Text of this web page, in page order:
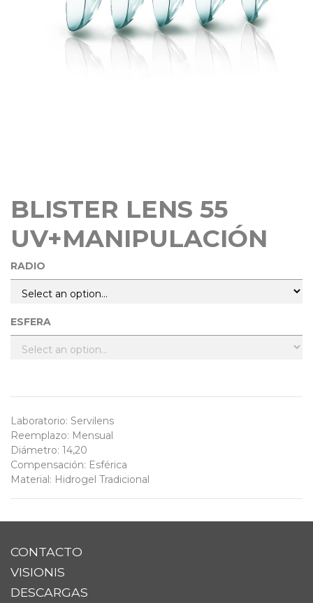
BLISTER LENS 55
UV+MANIPULACIÓN
RADIO
ESFERA
Laboratorio: Servilens
Reemplazo: Mensual
Diámetro: 14,20
Compensación: Esférica
Material : Hidrogel Tradicional
CONTACTO
VISIONIS
DESCARGAS